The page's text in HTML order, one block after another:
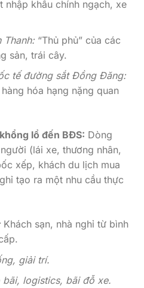
nhập khẩu chính ngạch, xe
Thanh:“Thủ phủ” của các
sản, trái cây.
tế đường sắt Đồng Đăng:
hóa hạng nặng quan
lồ đến BĐS: Dòng
(lái xe, thương nhân,
xếp, khách du lịch mua
tạo ra một nhu cầu thực
Khách sạn, nhà nghỉ từ bình
giải trí.
bãi, logistics, bãi đỗ xe.